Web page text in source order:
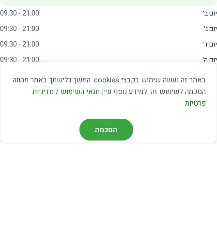
באתר זה נעשה שימוש בקבצי cookies. המשך גלישתך באתר מהווה
הסכמה לשימוש זה. למידע נוסף עיין תנאי השימוש / מדיניות
פרטיות
הסכמה
יום ב׳
09:30 - 21:00
יום ג׳
09:30 - 21:00
יום ד׳
09:30 - 21:00
יום ה׳
09:30 - 21:00
09:00 - 15:00
שבת
20:00 - 23:00